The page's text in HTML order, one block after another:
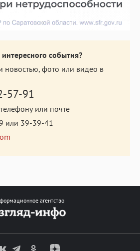
события?
новостью, фото или видео в
57-91
или почте
или 39-39-41
агентство